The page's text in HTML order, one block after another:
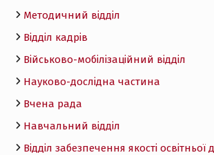
Методичний відділ
Відділ кадрів
Військово-мобілізаційний відділ
Науково-дослідна частина
Вчена рада
Навчальний відділ
Відділ забезпечення якості освітньої